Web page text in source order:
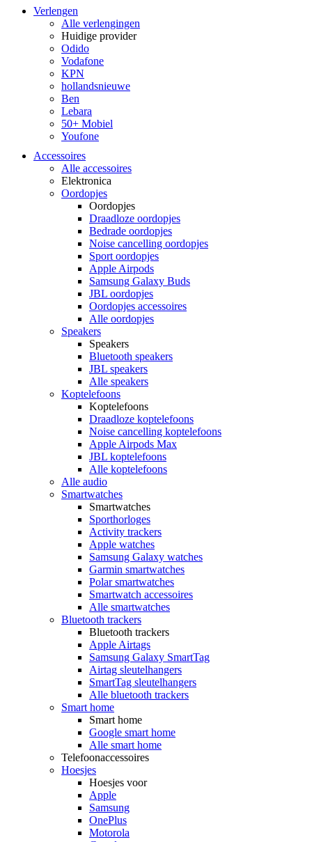
Verlengen
Alle verlengingen
Huidige provider
Odido
Vodafone
KPN
hollandsnieuwe
Ben
Lebara
50+ Mobiel
Youfone
Accessoires
Alle accessoires
Elektronica
Oordopjes
Oordopjes
Draadloze oordopjes
Bedrade oordopjes
Noise cancelling oordopjes
Sport oordopjes
Apple Airpods
Samsung Galaxy Buds
JBL oordopjes
Oordopjes accessoires
Alle oordopjes
Speakers
Speakers
Bluetooth speakers
JBL speakers
Alle speakers
Koptelefoons
Koptelefoons
Draadloze koptelefoons
Noise cancelling koptelefoons
Apple Airpods Max
JBL koptelefoons
Alle koptelefoons
Alle audio
Smartwatches
Smartwatches
Sporthorloges
Activity trackers
Apple watches
Samsung Galaxy watches
Garmin smartwatches
Polar smartwatches
Smartwatch accessoires
Alle smartwatches
Bluetooth trackers
Bluetooth trackers
Apple Airtags
Samsung Galaxy SmartTag
Airtag sleutelhangers
SmartTag sleutelhangers
Alle bluetooth trackers
Smart home
Smart home
Google smart home
Alle smart home
Telefoonaccessoires
Hoesjes
Hoesjes voor
Apple
Samsung
OnePlus
Motorola